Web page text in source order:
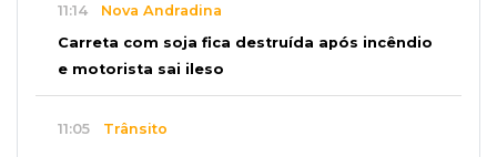
11:14 Nova Andradina
Carreta com soja fica destruída após incêndio
e motorista sai ileso
11:05 Trânsito